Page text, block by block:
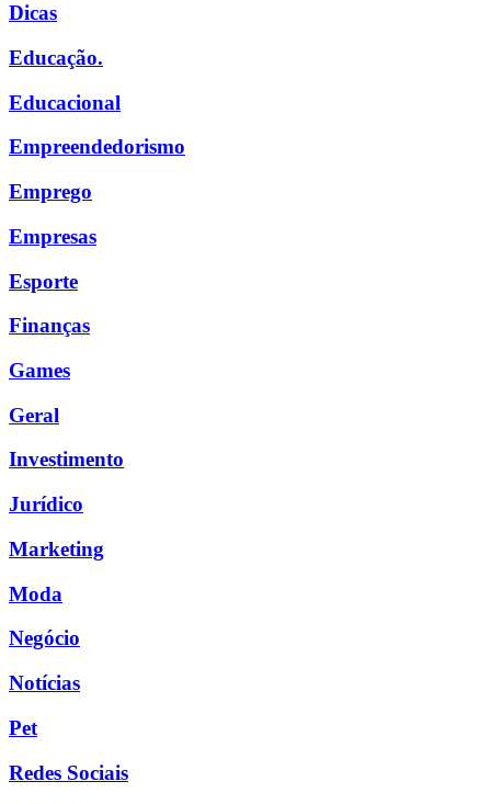
Dicas
Educação.
Educacional
Empreendedorismo
Emprego
Empresas
Esporte
Finanças
Games
Geral
Investimento
Jurídico
Marketing
Moda
Negócio
Notícias
Pet
Redes Sociais